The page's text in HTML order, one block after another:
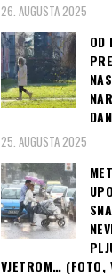
26. AUGUSTA 2025
OD
25. AUGUSTA 2025
VJETROM… (FOTO,